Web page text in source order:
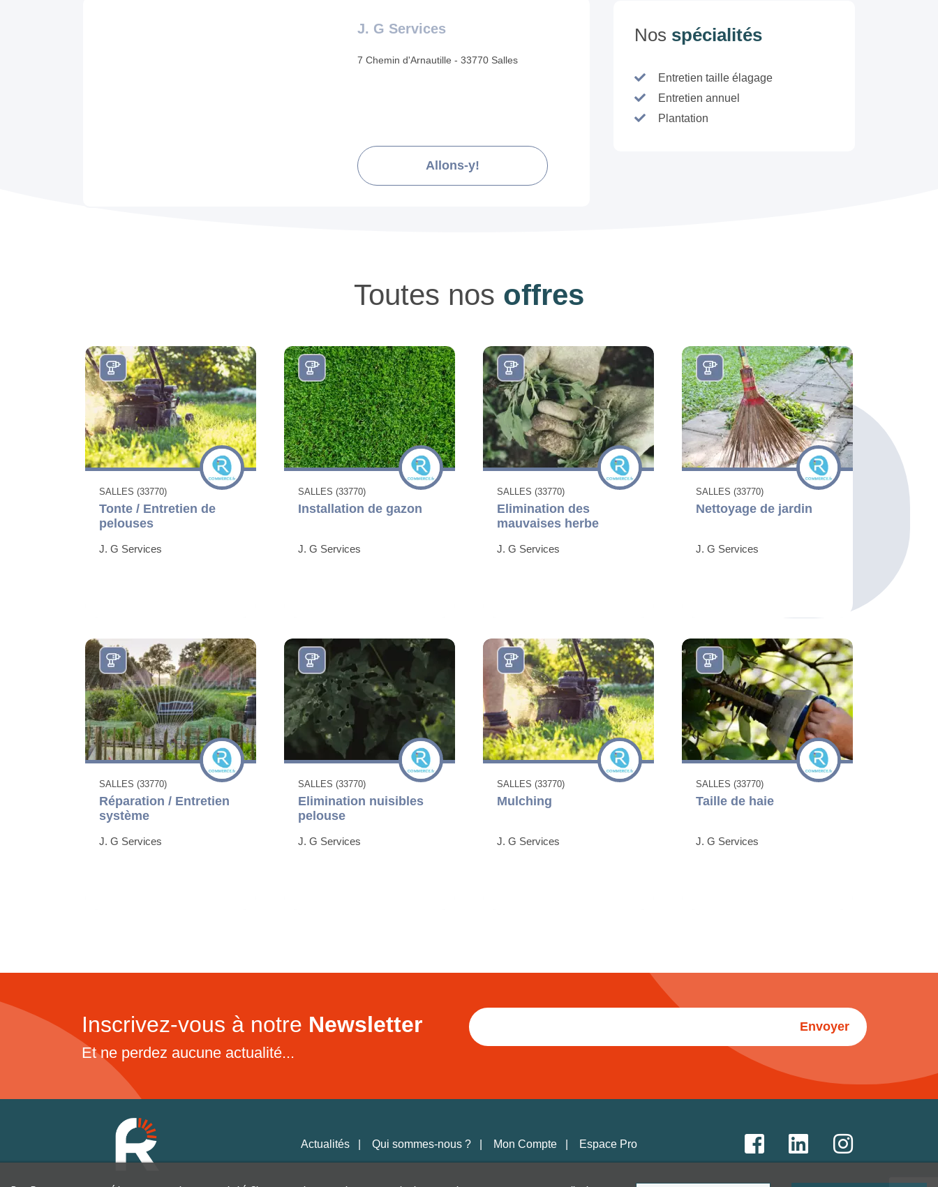
J. G Services
7 Chemin d'Arnautille - 33770 Salles
Allons-y!
Nos spécialités
Entretien taille élagage
Entretien annuel
Plantation
Toutes nos offres
SALLES (33770)
Tonte / Entretien de
pelouses
J. G Services
SALLES (33770)
Installation de gazon
J. G Services
SALLES (33770)
Elimination des
mauvaises herbe
J. G Services
SALLES (33770)
Nettoyage de jardin
J. G Services
SALLES (33770)
Réparation / Entretien
système
J. G Services
SALLES (33770)
Elimination nuisibles
pelouse
J. G Services
SALLES (33770)
Mulching
J. G Services
SALLES (33770)
Taille de haie
J. G Services
Inscrivez-vous à notre Newsletter
Et ne perdez aucune actualité...
Envoyer
Actualités Qui sommes-nous ? Mon Compte Espace Pro